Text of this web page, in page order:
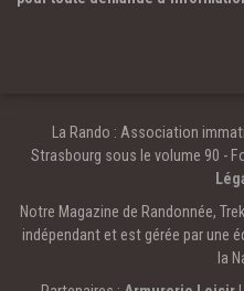
La Rando : Association
Strasbourg sous le volume 90 -
Notre Magazine de Randonnée,
indépendant et est gérée par une
la